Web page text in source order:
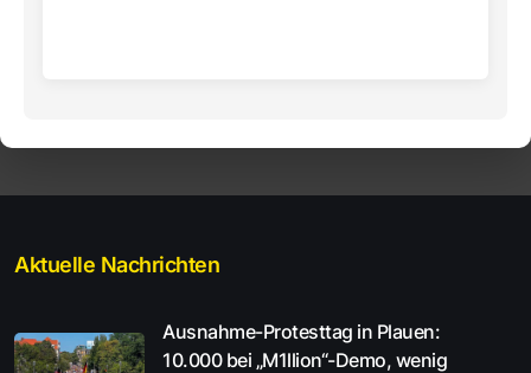
Aktuelle Nachrichten
Ausnahme-Protesttag in Plauen:
10.000 bei „M1llion“-Demo, wenig